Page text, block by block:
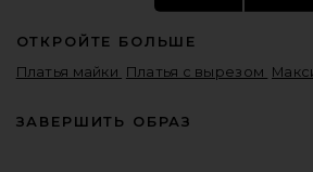
ОТКРОЙТЕ БОЛЬШЕ
Платья майки Платья с вырезом
ЗАВЕРШИТЬ ОБРАЗ